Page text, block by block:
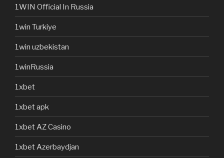
1WIN Official In Russia
1win Turkiye
1win uzbekistan
1winRussia
1xbet
1xbet apk
1xbet AZ Casino
1xbet Azerbaydjan